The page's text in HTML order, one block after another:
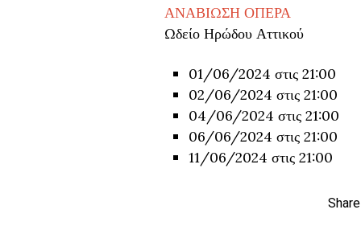
ΑΝΑΒΙΩΣΗ ΟΠΕΡΑ
Ωδείο Ηρώδου Αττικού
01/06/2024 στις 21:00
02/06/2024 στις 21:00
04/06/2024 στις 21:00
06/06/2024 στις 21:00
11/06/2024 στις 21:00
Share